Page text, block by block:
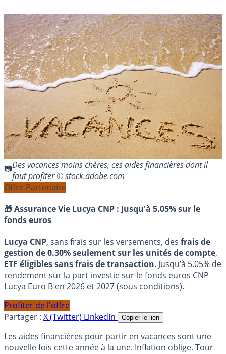
Des vacances moins chères, ces aides financières dont il
faut profiter © stock.adobe.com
Offre Partenaire
🎁 Assurance Vie Lucya CNP : Jusqu'à 5.05% sur le
fonds euros
Lucya CNP, sans frais sur les versements, des frais de
gestion de 0.30% seulement sur les unités de compte,
ETF éligibles sans frais de transaction. Jusqu’à 5.05% de
rendement sur la part investie sur le fonds euros CNP
Lucya Euro B en 2026 et 2027 (sous conditions).
Profiter de l'offre
Partager : X (Twitter) LinkedIn Copier le lien
Les aides financières pour partir en vacances sont une
nouvelle fois cette année à la une. Inflation oblige. Tour